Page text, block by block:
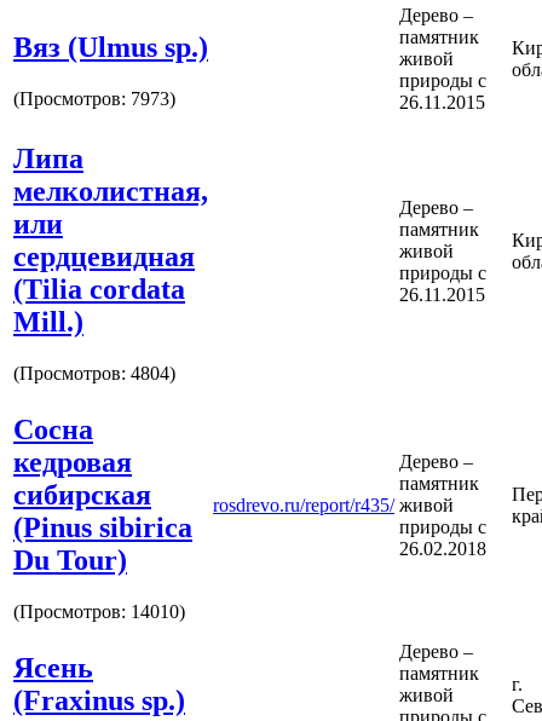
Вяз (Ulmus sp.)
(Просмотров: 7973)
Дерево –
памятник
живой
природы с
26.11.2015
Липа
мелколистная,
или
сердцевидная
(Tilia cordata
Mill.)
(Просмотров: 4804)
Дерево –
памятник
живой
природы с
26.11.2015
Сосна
кедровая
сибирская
(Pinus sibirica
Du Tour)
(Просмотров: 14010)
rosdrevo.ru/report/r435/
Дерево –
памятник
живой
природы с
26.02.2018
Ясень
(Fraxinus sp.)
Дерево –
памятник
живой
природы с
г.